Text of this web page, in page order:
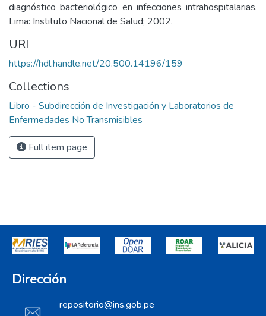
diagnóstico bacteriológico en infecciones intrahospitalarias.
Lima: Instituto Nacional de Salud; 2002.
URI
https://hdl.handle.net/20.500.14196/159
Collections
Libro - Subdirección de Investigación y Laboratorios de
Enfermedades No Transmisibles
Full item page
Dirección
repositorio@ins.gob.pe